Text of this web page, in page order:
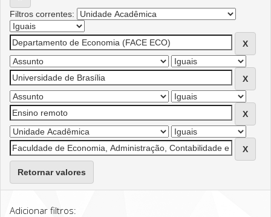
Filtros correntes:
Retornar valores
Adicionar filtros: